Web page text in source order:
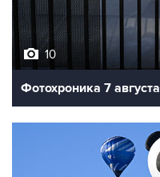
10
Фотохроника 7 августа